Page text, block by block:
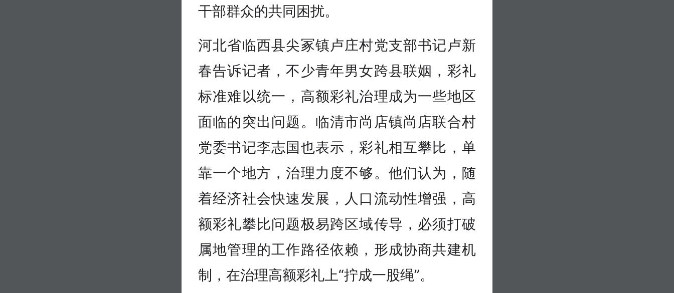
干部群众的共同困扰。
河北省临西县尖冢镇卢庄村党支部书记卢新
春告诉记者，不少青年男女跨县联姻，彩礼
标准难以统一，高额彩礼治理成为一些地区
面临的突出问题。临清市尚店镇尚店联合村
党委书记李志国也表示，彩礼相互攀比，单
靠一个地方，治理力度不够。他们认为，随
着经济社会快速发展，人口流动性增强，高
额彩礼攀比问题极易跨区域传导，必须打破
属地管理的工作路径依赖，形成协商共建机
制，在治理高额彩礼上“拧成一股绳”。